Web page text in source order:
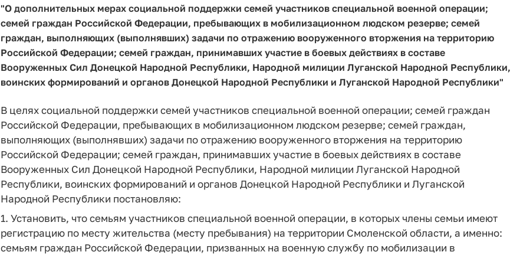
"О дополнительных мерах социальной поддержки семей участников специальной военной операции;
семей граждан Российской Федерации, пребывающих в мобилизационном людском резерве; семей
граждан, выполняющих (выполнявших) задачи по отражению вооруженного вторжения на территорию
Российской Федерации; семей граждан, принимавших участие в боевых действиях в составе
Вооруженных Сил Донецкой Народной Республики, Народной милиции Луганской Народной Республики,
воинских формирований и органов Донецкой Народной Республики и Луганской Народной Республики"
В целях социальной поддержки семей участников специальной военной операции; семей граждан
Российской Федерации, пребывающих в мобилизационном людском резерве; семей граждан,
выполняющих (выполнявших) задачи по отражению вооруженного вторжения на территорию
Российской Федерации; семей граждан, принимавших участие в боевых действиях в составе
Вооруженных Сил Донецкой Народной Республики, Народной милиции Луганской Народной
Республики, воинских формирований и органов Донецкой Народной Республики и Луганской
Народной Республики постановляю:
1. Установить, что семьям участников специальной военной операции, в которых члены семьи имеют
регистрацию по месту жительства (месту пребывания) на территории Смоленской области, а именно:
семьям граждан Российской Федерации, призванных на военную службу по мобилизации в